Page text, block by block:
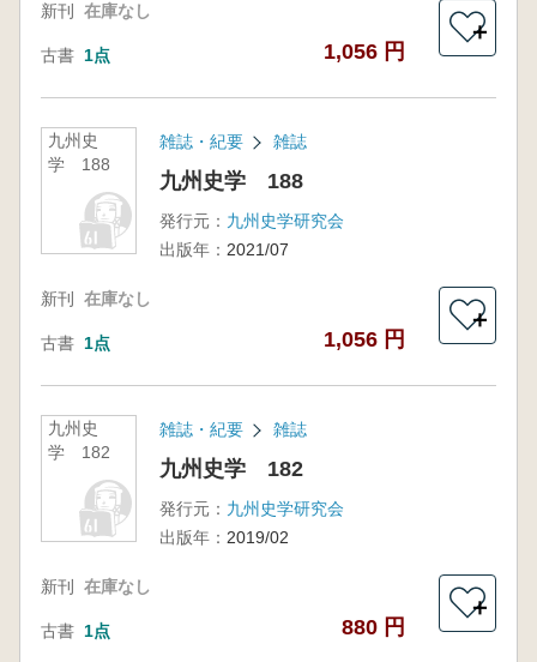
新刊 在庫なし
古書 1点 1,056 円
＋
九州史
学 188
雑誌・紀要 雑誌
九州史学 188
発行元： 九州史学研究会
出版年： 2021/07
新刊 在庫なし
古書 1点 1,056 円
＋
九州史
学 182
雑誌・紀要 雑誌
九州史学 182
発行元： 九州史学研究会
出版年： 2019/02
新刊 在庫なし
古書 1点 880 円
＋